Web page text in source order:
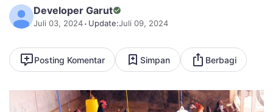
Developer Garut
Juli 03, 2024 Update:Juli 09, 2024
Posting Komentar Simpan Berbagi